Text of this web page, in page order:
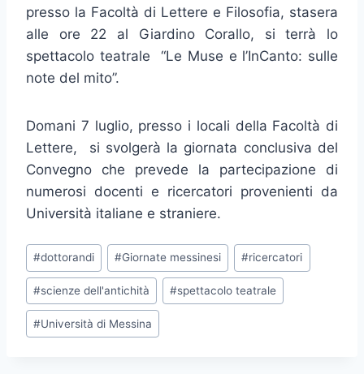
presso la Facoltà di Lettere e Filosofia, stasera
alle ore 22 al Giardino Corallo, si terrà lo
spettacolo teatrale “Le Muse e l’InCanto: sulle
note del mito”.
Domani 7 luglio, presso i locali della Facoltà di
Lettere, si svolgerà la giornata conclusiva del
Convegno che prevede la partecipazione di
numerosi docenti e ricercatori provenienti da
Università italiane e straniere.
Tag
articolo:
#dottorandi #Giornate messinesi #ricercatori
#scienze dell'antichità #spettacolo teatrale
#Università di Messina